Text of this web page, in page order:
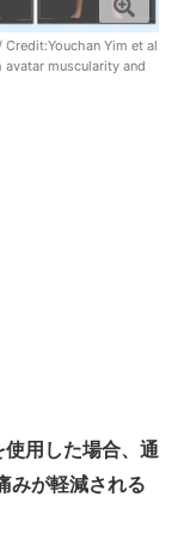
Credit:Youchan Yim et al
muscularity and
用した場合、通
みが軽減される